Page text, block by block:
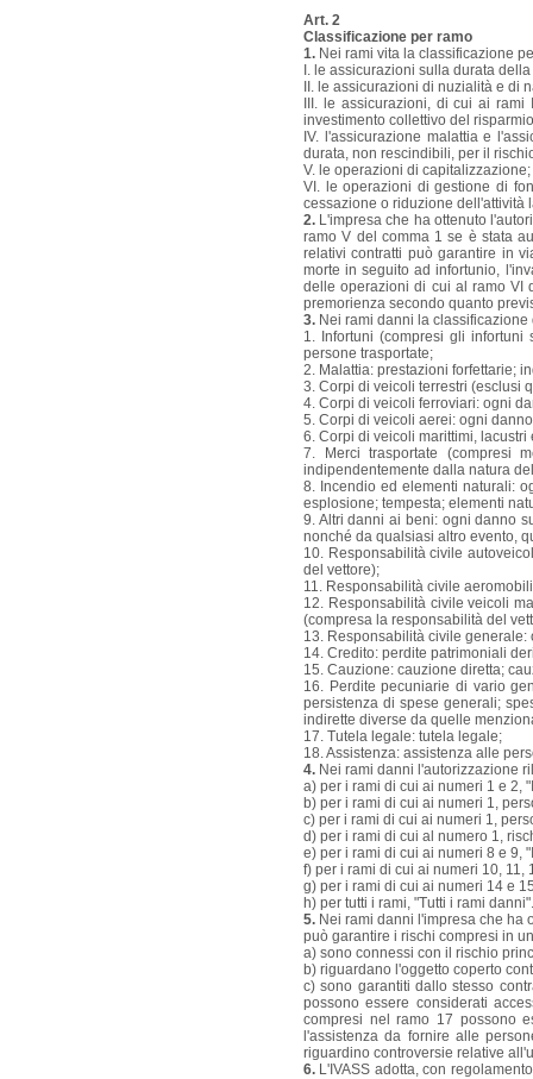
Art. 2
Classificazione per ramo
1. Nei rami vita la classificazione
I. le assicurazioni sulla durata
II. le assicurazioni di nuzialità e di
III. le assicurazioni, di cui ai
investimento collettivo del
IV. l'assicurazione malattia e
durata, non rescindibili, per il
V. le operazioni di capitalizzazione;
VI. le operazioni di gestione di
cessazione o riduzione dell'attività
2. L'impresa che ha ottenuto
ramo V del comma 1 se è stata
relativi contratti può garantire in
morte in seguito ad infortunio,
delle operazioni di cui al ramo VI
premorienza secondo quanto
3. Nei rami danni la
1. Infortuni (compresi gli infortuni
persone trasportate;
2. Malattia: prestazioni forfettarie;
3. Corpi di veicoli terrestri (esclusi
4. Corpi di veicoli ferroviari: ogni
5. Corpi di veicoli aerei: ogni
6. Corpi di veicoli marittimi,
7. Merci trasportate (compresi
indipendentemente dalla natura
8. Incendio ed elementi naturali:
esplosione; tempesta; elementi
9. Altri danni ai beni: ogni danno
nonché da qualsiasi altro evento,
10. Responsabilità civile
del vettore);
11. Responsabilità civile
12. Responsabilità civile veicoli
(compresa la responsabilità del
13. Responsabilità civile
14. Credito: perdite patrimoniali
15. Cauzione: cauzione diretta;
16. Perdite pecuniarie di vario
persistenza di spese generali;
indirette diverse da quelle
17. Tutela legale: tutela legale;
18. Assistenza: assistenza alle
4. Nei rami danni l'autorizzazione
a) per i rami di cui ai numeri 1 e 2,
b) per i rami di cui ai numeri 1,
c) per i rami di cui ai numeri 1,
d) per i rami di cui al numero 1,
e) per i rami di cui ai numeri 8 e 9,
f) per i rami di cui ai numeri 10,
g) per i rami di cui ai numeri 14 e
h) per tutti i rami, "Tutti i rami danni".
5. Nei rami danni l'impresa che ha
può garantire i rischi compresi in
a) sono connessi con il rischio
b) riguardano l'oggetto coperto
c) sono garantiti dallo stesso
possono essere considerati
compresi nel ramo 17 possono
l'assistenza da fornire alle
riguardino controversie relative
6. L'IVASS adotta, con